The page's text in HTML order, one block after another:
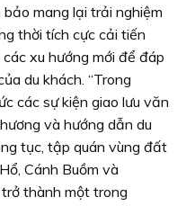
mang lại trải nghiệm
thời tích cực cải tiến
xu hướng mới để đáp
du khách. “Trong
các sự kiện giao lưu văn
và hướng dẫn du
tục, tập quán vùng đất
Cánh Buồm và
thành một trong